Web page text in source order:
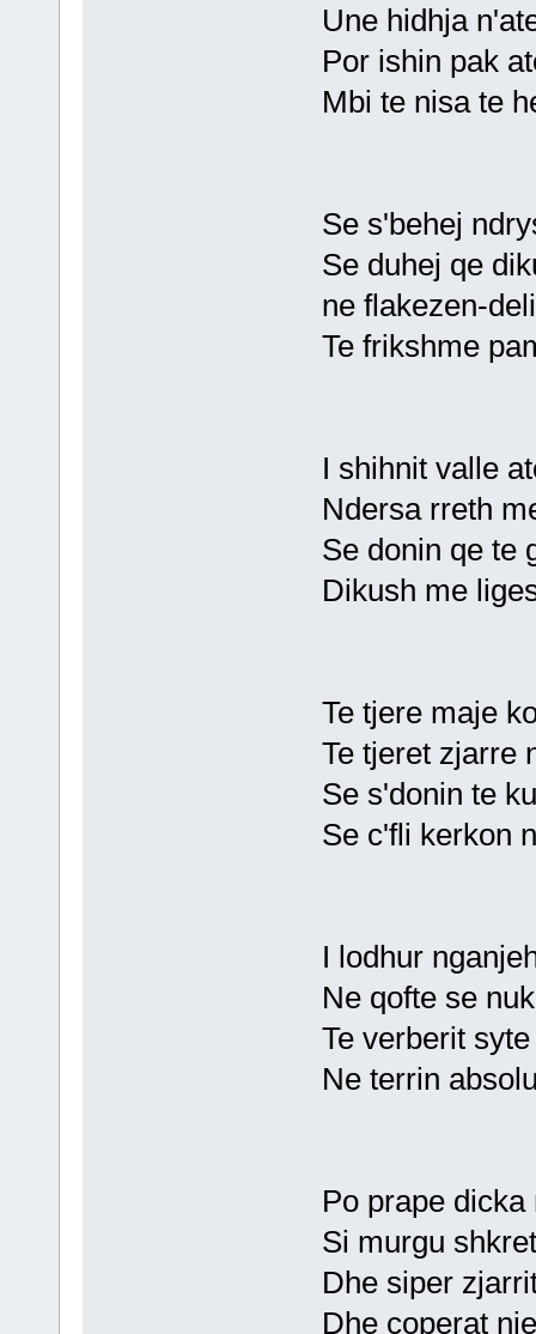
Une hidhja
Por ishin pak
Mbi te nisa te
Se s'behej
Se duhej qe
ne flakezen-
Te frikshme
I shihnit valle
Ndersa rreth
Se donin qe te
Dikush me
Te tjere maje
Te tjeret zjarre
Se s'donin te
Se c'fli kerkon
I lodhur
Ne qofte se
Te verberit
Ne terrin
Po prape
Si murgu
Dhe siper
Dhe coperat